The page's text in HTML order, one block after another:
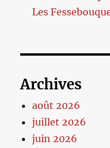
Les
Archives
août 2026
juillet 2026
juin 2026